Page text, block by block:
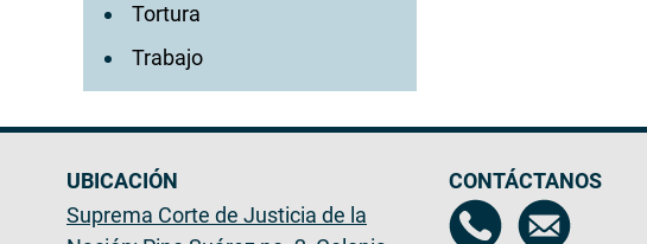
Tortura
Trabajo
UBICACIÓN
Suprema Corte de Justicia de la
CONTÁCTANOS